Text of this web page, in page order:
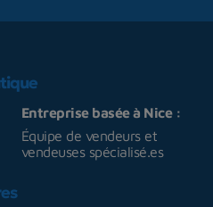
Entreprise basée à Nice :
Équipe de vendeurs et
vendeuses spécialisé.es